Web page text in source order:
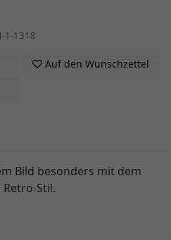
1-1318
Auf den Wunschzettel
Bild besonders mit dem
Stil.